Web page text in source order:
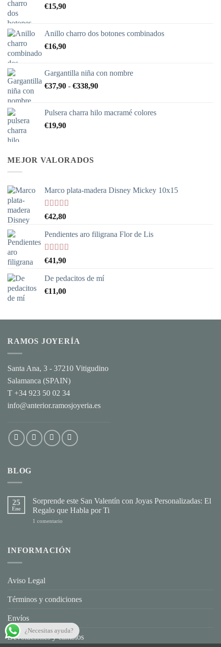
€15,90
Anillo charro dos botones combinados
€16,90
Gargantilla niña con nombre
€37,90 - €338,90Rango
desde
Pulsera charra hilo macramé colores
€19,90
MEJOR VALORADOS
Marco plata-madera Disney Mickey 10x15
Valorado
con
5
€42,80
Pendientes aro filigrana Flor de Lis
Valorado
con
5
€41,90
De pedacitos de mí
€11,00
RAMOS JOYERÍA
Santa Ana, 3 - 37210 Vitigudino
Salamanca (SPAIN)
T +34 923 50 02 34
info@anterior.ramosjoyeria.es
BLOG
25
Ene
Sorprende este San Valentín con Joyas Personalizadas: El
Regalo que Habla por Ti
1 comentario
Valentín
con
por
INFORMACIÓN
Aviso Legal
Términos y condiciones
Envíos
Devoluciones y cambios
¿Necesitas ayuda?